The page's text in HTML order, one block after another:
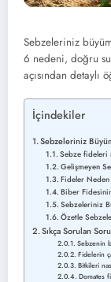
Sebzeleriniz
6 nedeni, doğru
açısından detaylı
İçindekiler
Sebzeleriniz
Sebze fideleri
Gelişmeyen
Fideler
Biber
Sebzeleriniz
Özetle
Sıkça Sorulan
Sebzenin
Fidelerin
Bitkileri
Domates